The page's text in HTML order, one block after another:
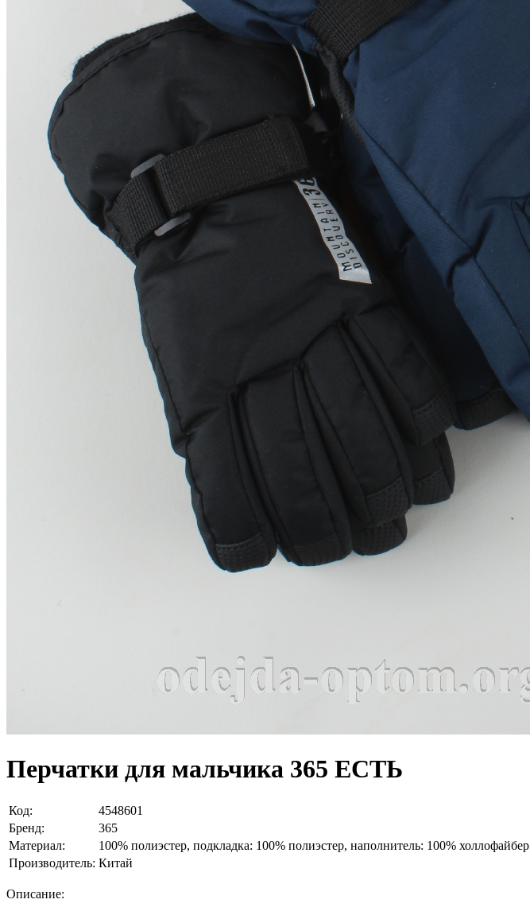
Перчатки для мальчика 365 ЕСТЬ
Код:
4548601
Бренд:
365
Материал:
100% полиэстер, подкладка: 100% полиэстер, наполнитель: 100% холлофайбер
Производитель: Китай
Описание: